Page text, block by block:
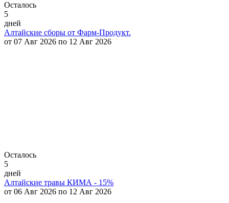
Осталось
5
дней
Алтайские сборы от Фарм-Продукт.
от 07 Авг 2026 по 12 Авг 2026
Осталось
5
дней
Алтайские травы КИМА - 15%
от 06 Авг 2026 по 12 Авг 2026